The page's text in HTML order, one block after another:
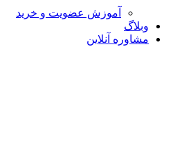
آموزش عضویت و خرید
وبلاگ
مشاوره آنلاین